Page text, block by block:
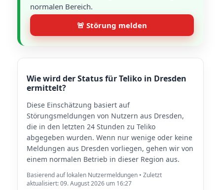
normalen Bereich.
🚨 Störung melden
Wie wird der Status für Teliko in Dresden
ermittelt?
Diese Einschätzung basiert auf
Störungsmeldungen von Nutzern aus Dresden,
die in den letzten 24 Stunden zu Teliko
abgegeben wurden. Wenn nur wenige oder keine
Meldungen aus Dresden vorliegen, gehen wir von
einem normalen Betrieb in dieser Region aus.
Basierend auf lokalen Nutzermeldungen • Zuletzt
aktualisiert: 09. August 2026 um 16:27